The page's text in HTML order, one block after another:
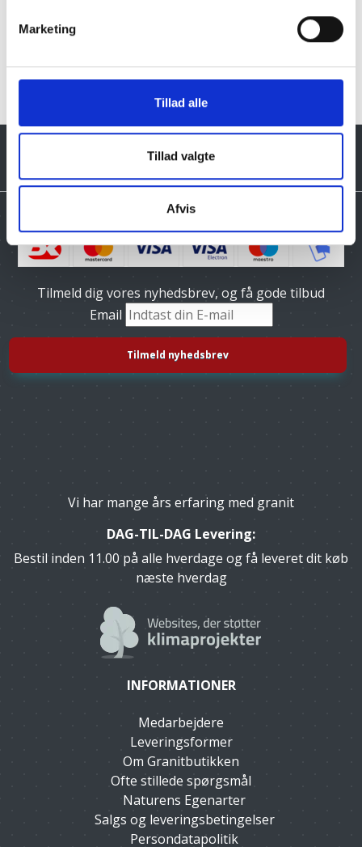
Marketing
Tillad alle
Tillad valgte
Afvis
Klik her for TILBUD oversigt
Tilmeld dig vores nyhedsbrev, og få gode tilbud
Email
Vi har mange års erfaring med granit
DAG-TIL-DAG Levering:
Bestil inden 11.00 på alle hverdage og få leveret dit køb
næste hverdag
INFORMATIONER
Medarbejdere
Leveringsformer
Om Granitbutikken
Ofte stillede spørgsmål
Naturens Egenarter
Salgs og leveringsbetingelser
Persondatapolitik